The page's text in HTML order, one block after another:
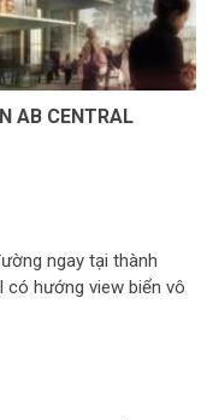
AB CENTRAL
ngay tại thành
có hướng view biển vô